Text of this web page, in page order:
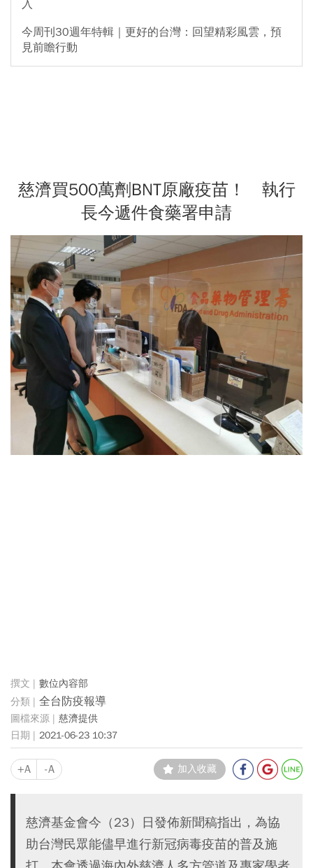
入
今周刊30週年特輯｜更好的台灣：回望精彩風雲，預
見前瞻行動
慈濟買500萬劑BNT原廠疫苗！ 執行
長今遞件食藥署申請
數位內容部
全台防疫報導
慈濟提供
2021-06-23 10:37
+A -A 加入收藏
慈濟基金會今（23）日發佈新聞稿指出，為協
助台灣民眾能儘早進行新冠病毒疫苗的普及施